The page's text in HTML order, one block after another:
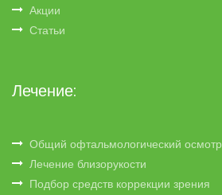
Акции
Статьи
Лечение:
Общий офтальмологический осмотр
Лечение близорукости
Подбор средств коррекции зрения